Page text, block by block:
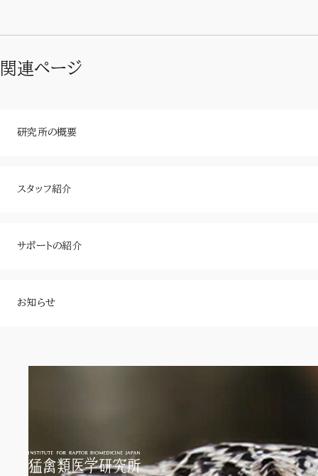
関連ページ
研究所の概要
スタッフ紹介
サポートの紹介
お知らせ